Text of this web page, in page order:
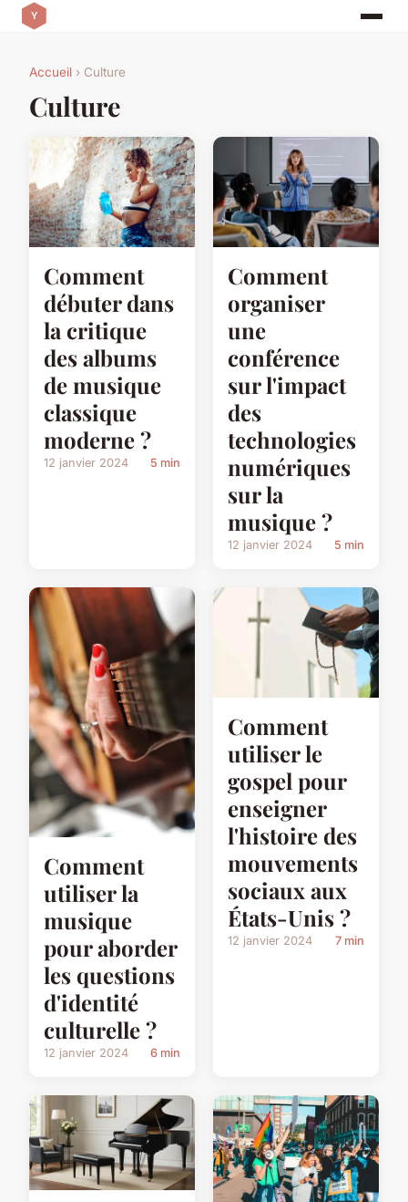
Accueil › Culture
Culture
Comment
débuter dans
la critique
des albums
de musique
classique
moderne ?
12 janvier 2024 5 min
Comment
organiser
une
conférence
sur l'impact
des
technologies
numériques
sur la
musique ?
12 janvier 2024 5 min
Comment
utiliser la
musique
pour aborder
les questions
d'identité
culturelle ?
12 janvier 2024 6 min
Comment
utiliser le
gospel pour
enseigner
l'histoire des
mouvements
sociaux aux
États-Unis ?
12 janvier 2024 7 min